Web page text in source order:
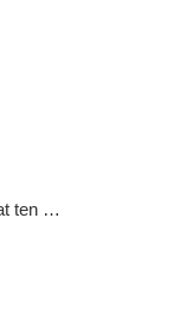
Parmigiano Reggiano: jak si správně vybrat ten pravý